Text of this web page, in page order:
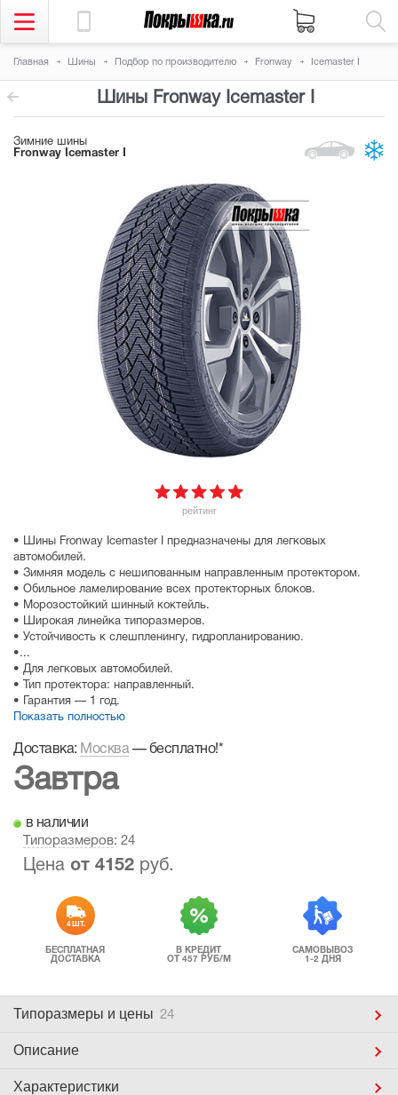
Главная Шины Подбор по производителю Fronway Icemaster I
Шины Fronway Icemaster I
Зимние шины
Fronway Icemaster I
рейтинг
• Шины Fronway Icemaster I предназначены для легковых
автомобилей.
• Зимняя модель с нешипованным направленным протектором.
• Обильное ламелирование всех протекторных блоков.
• Морозостойкий шинный коктейль.
• Широкая линейка типоразмеров.
• Устойчивость к слешпленингу, гидропланированию.
•...
• Для легковых автомобилей.
• Тип протектора: направленный.
• Гарантия — 1 год.
Показать полностью
Доставка: Москва— бесплатно!*
Завтра
в наличии
Типоразмеров: 24
Цена от 4152 руб.
4 ШТ.
БЕСПЛАТНАЯ
ДОСТАВКА
В КРЕДИТ
ОТ 457 РУБ/М
САМОВЫВОЗ
1-2 ДНЯ
Типоразмеры и цены 24
Описание
Характеристики